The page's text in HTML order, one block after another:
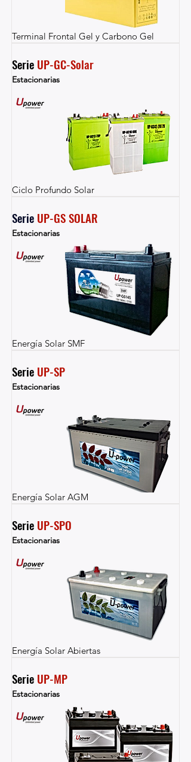
Terminal Frontal Gel y Carbono Gel
Serie UP-GC-Solar
Estacionarias
Ciclo Profundo Solar
Serie UP-GS SOLAR
Estacionarias
Energía Solar SMF
Serie UP-SP
Estacionarias
Energía Solar AGM
Serie UP-SPO
Estacionarias
Energía Solar Abiertas
Serie UP-MP
Estacionarias